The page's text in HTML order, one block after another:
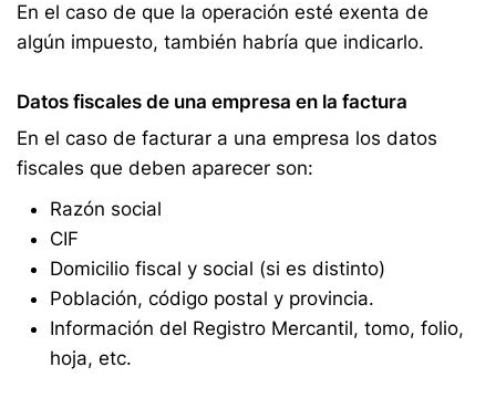
En el caso de que la operación esté exenta de
algún impuesto, también habría que indicarlo.
Datos fiscales de una empresa en la factura
En el caso de facturar a una empresa los datos
fiscales que deben aparecer son:
Razón social
CIF
Domicilio fiscal y social (si es distinto)
Población, código postal y provincia.
Información del Registro Mercantil, tomo, folio,
hoja, etc.